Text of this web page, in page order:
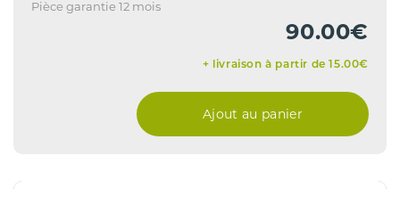
Pièce garantie 12 mois
90.00€
+ livraison à partir de 15.00€
Ajout au panier